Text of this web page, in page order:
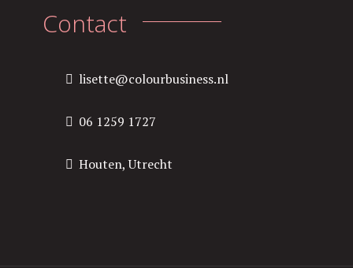
Contact
lisette@colourbusiness.nl
06 1259 1727
Houten, Utrecht